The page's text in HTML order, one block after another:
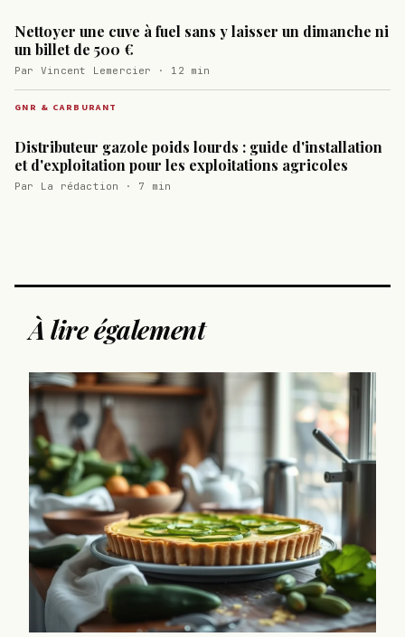
Nettoyer une cuve à fuel sans y laisser un dimanche ni
un billet de 500 €
Par Vincent Lemercier · 12 min
GNR & CARBURANT
Distributeur gazole poids lourds : guide d'installation
et d'exploitation pour les exploitations agricoles
Par La rédaction · 7 min
À lire également